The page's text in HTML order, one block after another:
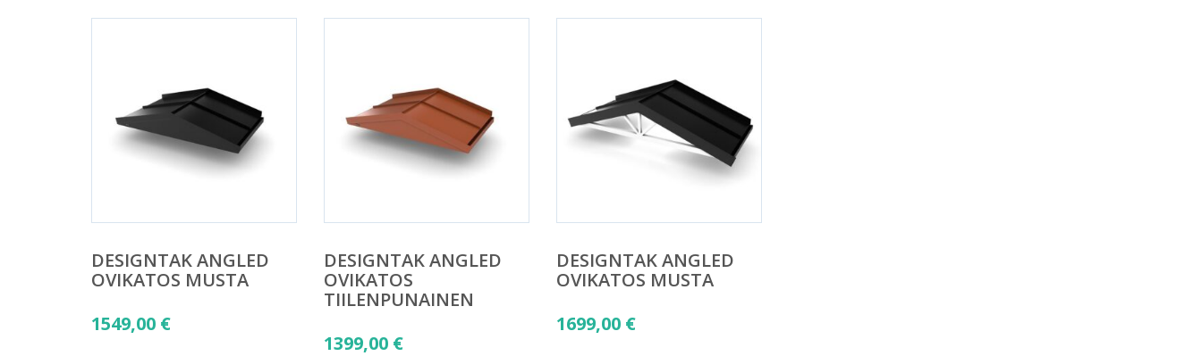
DESIGNTAK ANGLED
OVIKATOS MUSTA
1549,00 €
DESIGNTAK ANGLED
OVIKATOS
TIILENPUNAINEN
1399,00 €
DESIGNTAK ANGLED
OVIKATOS MUSTA
1699,00 €